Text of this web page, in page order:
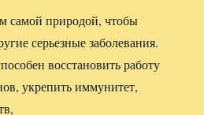
самой природой, чтобы
серьезные заболевания.
восстановить работу
укрепить иммунитет,